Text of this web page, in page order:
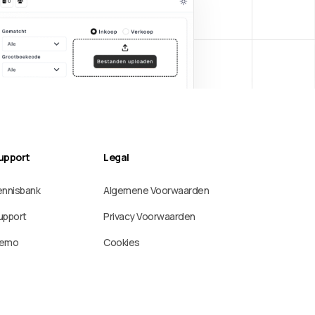
Legal
Algemene Voorwaarden
Privacy Voorwaarden
Cookies